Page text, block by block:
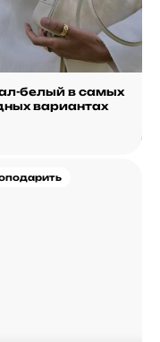
белый в самых
вариантах